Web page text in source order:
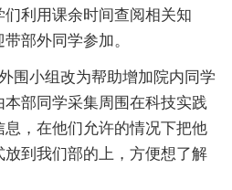
利用课余时间查阅相关知
部外同学参加。
围小组改为帮助增加院内同学
部同学采集周围在科技实践
，在他们允许的情况下把他
到我们部的上，方便想了解